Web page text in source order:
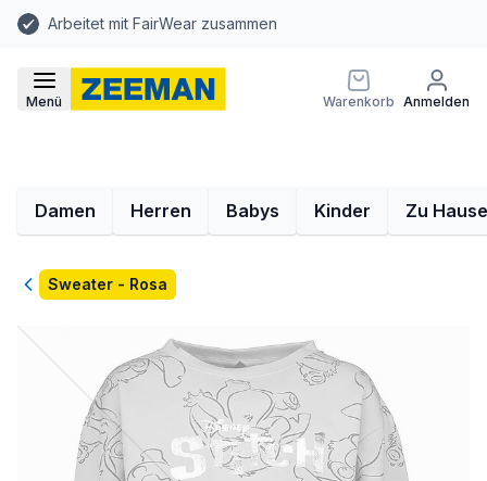
Arbeitet mit FairWear zusammen
Menü Warenkorb Anmelden
Damen Herren Babys Kinder Zu Hause
ZurückSweater - Rosa